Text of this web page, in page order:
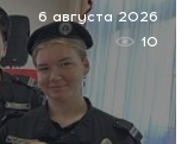
6 августа 2026
10